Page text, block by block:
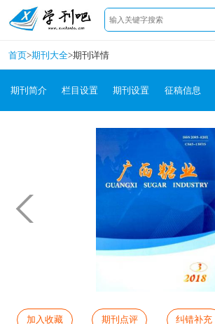
首页>期刊大全>期刊详情
期刊简介 栏目设置 期刊设置 征稿信息
加入收藏 期刊点评 纠错补充